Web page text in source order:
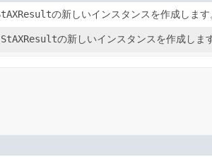
の新しいインスタンスを作成します
StAXResultの新しいインスタンスを作成しま